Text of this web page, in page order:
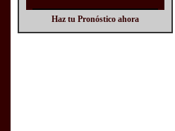
Haz tu Pronóstico ahora